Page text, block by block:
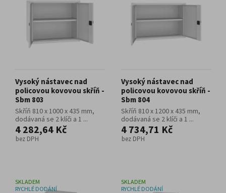
Vysoký nástavec nad
policovou kovovou skříň -
Sbm 803
Skříň 810 x 1000 x 435 mm,
dodávaná se 2 klíči a 1 ...
4 282,64 Kč
bez DPH
Vysoký nástavec nad
policovou kovovou skříň -
Sbm 804
Skříň 810 x 1200 x 435 mm,
dodávaná se 2 klíči a 1 ...
4 734,71 Kč
bez DPH
SKLADEM
RYCHLÉ DODÁNÍ
SKLADEM
RYCHLÉ DODÁNÍ